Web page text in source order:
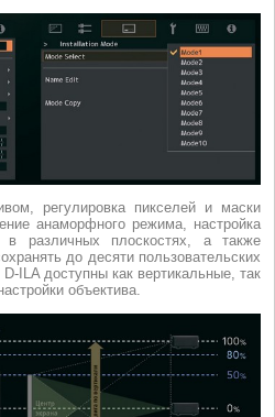
регулировка пикселей и маски
анаморфного режима, настройка
различных плоскостях, а также
до десяти пользовательских
ILA доступны как вертикальные, так
объектива.